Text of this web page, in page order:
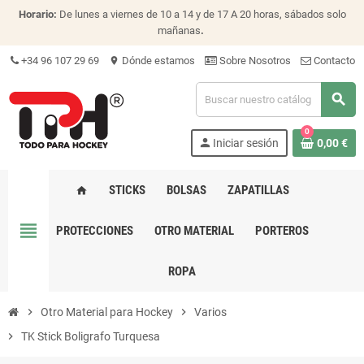
Horario: De lunes a viernes de 10 a 14 y de 17 A 20 horas, sábados solo
mañanas.
+34 96 107 29 69 location_on Dónde estamos Sobre Nosotros Contacto
search
person Iniciar sesión
0
0,00 €
view_headline
home STICKS BOLSAS ZAPATILLAS
PROTECCIONES OTRO MATERIAL PORTEROS
ROPA
chevron_right Otro Material para Hockey chevron_right
Varios
chevron_right
TK Stick Boligrafo Turquesa